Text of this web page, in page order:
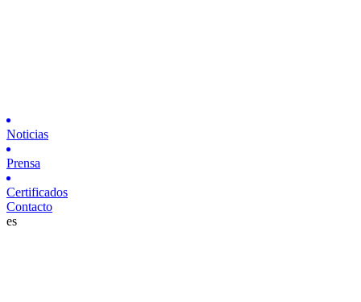
Noticias
Prensa
Certificados
Contacto
es